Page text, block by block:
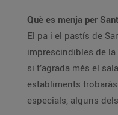
Què es menja per
El pa i el pastís de
imprescindibles de
si t’agrada més el
establiments
especials, alguns